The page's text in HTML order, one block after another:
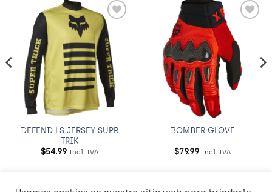
Añadir
a
Wishlist
DEFEND LS JERSEY SUPR
TRIK
$54.99 Incl. IVA
Wishlist
BOMBER GLOVE
$79.99 Incl. IVA